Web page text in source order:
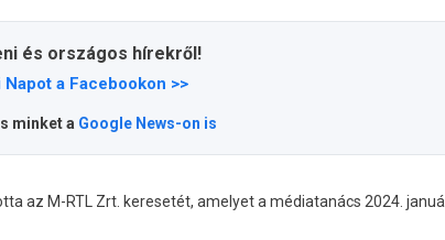
és országos hírekről!
a Facebookon >>
minket a Google News-on is
az M-RTL Zrt. keresetét, amelyet a médiatanács 2024.